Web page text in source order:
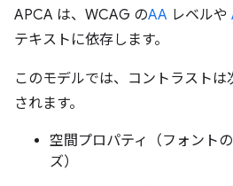
APCA は、WCAG のAA レベルや
テキストに依存します。
このモデルでは、コントラスト
されます。
空間プロパティ（フォント
ズ）